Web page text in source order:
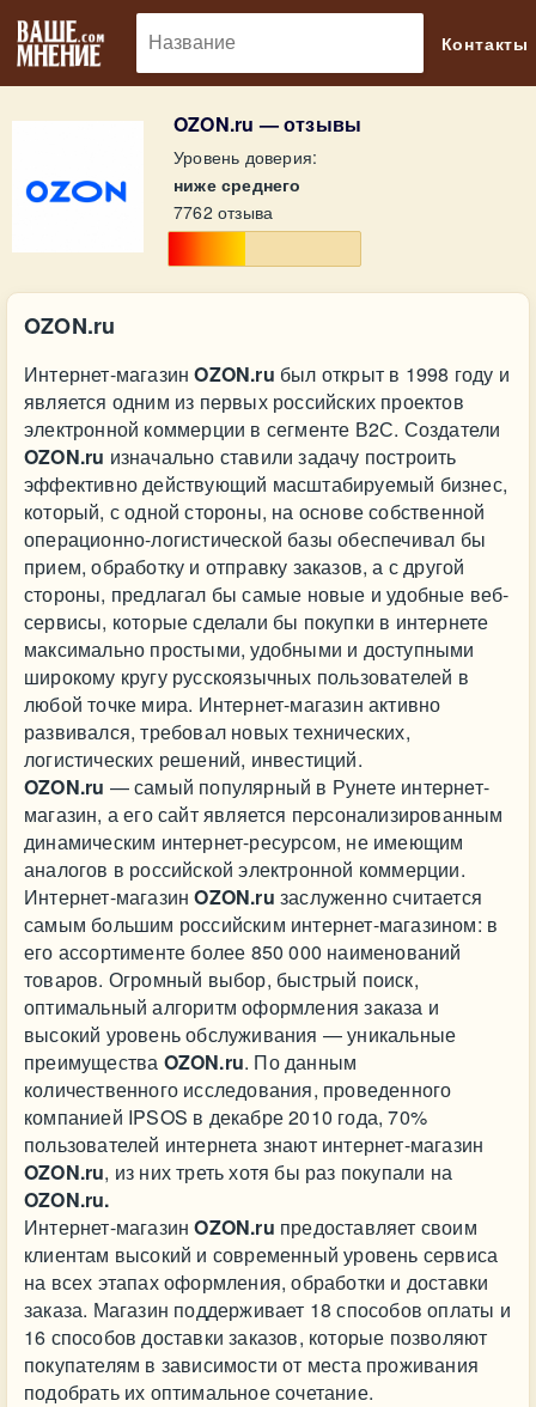
Контакты
OZON.ru — отзывы
Уровень доверия:
ниже среднего
7762 отзыва
OZON.ru
Интернет-магазинOZON.ru был открыт в 1998 году и
является одним из первых российских проектов
электронной коммерции в сегменте В2С. Создатели
OZON.ru изначально ставили задачу построить
эффективно действующий масштабируемый бизнес,
который, с одной стороны, на основе собственной
операционно-логистической базы обеспечивал бы
прием, обработку и отправку заказов, а с другой
стороны, предлагал бы самые новые и удобные веб-
сервисы, которые сделали бы покупки в интернете
максимально простыми, удобными и доступными
широкому кругу русскоязычных пользователей в
любой точке мира. Интернет-магазин активно
развивался, требовал новых технических,
логистических решений, инвестиций.
OZON.ru — самый популярный в Рунете интернет-
магазин, а его сайт является персонализированным
динамическим интернет-ресурсом, не имеющим
аналогов в российской электронной коммерции.
Интернет-магазинOZON.ru заслуженно считается
самым большим российским интернет-магазином: в
его ассортименте более 850 000 наименований
товаров. Огромный выбор, быстрый поиск,
оптимальный алгоритм оформления заказа и
высокий уровень обслуживания — уникальные
преимущества OZON.ru. По данным
количественного исследования, проведенного
компанией IPSOS в декабре 2010 года, 70%
пользователей интернета знают интернет-магазин
OZON.ru, из них треть хотя бы раз покупали на
OZON.ru.
Интернет-магазин OZON.ru предоставляет своим
клиентам высокий и современный уровень сервиса
на всех этапах оформления, обработки и доставки
заказа. Магазин поддерживает 18 способов оплаты и
16 способов доставки заказов, которые позволяют
покупателям в зависимости от места проживания
подобрать их оптимальное сочетание.